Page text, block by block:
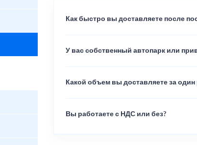
Как быстро вы доставляете после
У вас собственный автопарк или
Какой объем вы доставляете за один
Вы работаете с НДС или без?